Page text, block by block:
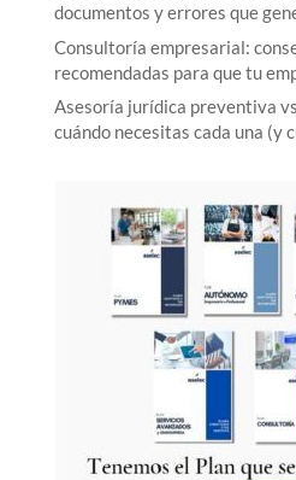
documentos y errores que
Consultoría empresarial:
recomendadas para que tu
Asesoría jurídica preventiva
cuándo necesitas cada una (y